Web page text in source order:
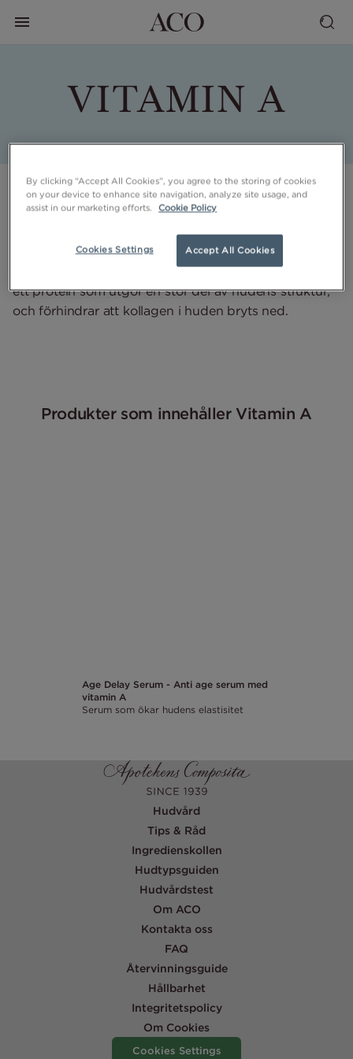
VITAMIN A
INCI: Retinol, Retinyl Palmitate
Vitamin A förekommer i olika former, bland annat
Retinol och Retinyl Palmitate, och är en aktiv
ingrediens som ofta används i produkter med anti-
age effekt. Vitamin A stimulerar syntesen av kollagen,
ett protein som utgör en stor del av hudens struktur,
och förhindrar att kollagen i huden bryts ned.
Produkter som innehåller Vitamin A
Age Delay Serum - Anti age serum med
vitamin A
Serum som ökar hudens elastisitet
Hudvård
Tips & Råd
Ingredienskollen
Hudtypsguiden
Hudvårdstest
Om ACO
Kontakta oss
FAQ
Återvinningsguide
Hållbarhet
Integritetspolicy
Om Cookies
Cookies Settings
By clicking “Accept All Cookies”, you agree to the storing of cookies
on your device to enhance site navigation, analyze site usage, and
assist in our marketing efforts.
Cookie Policy
Cookies Settings Accept All Cookies